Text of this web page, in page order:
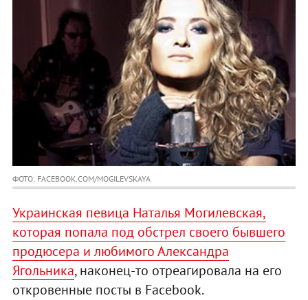
ФОТО: FACEBOOK.COM/MOGILEVSKAYA
Украинская певица Наталья Могилевская,
которая попала под обстрел своего бывшего
продюсера и любимого Александра
Ягольника, наконец-то отреагировала на его
откровенные посты в Facebook.